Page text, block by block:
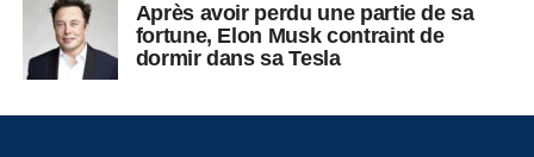
Après avoir perdu une partie de sa
fortune, Elon Musk contraint de
dormir dans sa Tesla